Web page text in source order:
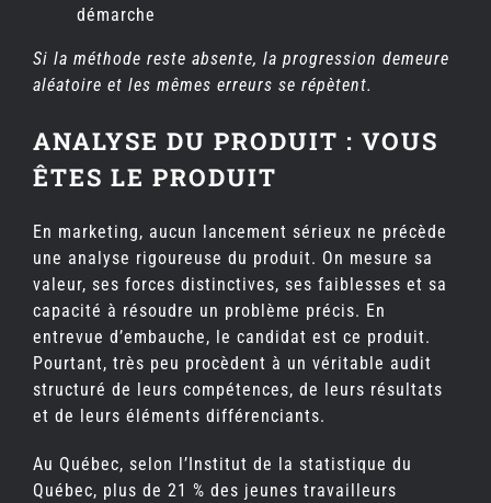
démarche
Si la méthode reste absente, la progression demeure
aléatoire et les mêmes erreurs se répètent.
ANALYSE DU PRODUIT : VOUS
ÊTES LE PRODUIT
En marketing, aucun lancement sérieux ne précède
une analyse rigoureuse du produit. On mesure sa
valeur, ses forces distinctives, ses faiblesses et sa
capacité à résoudre un problème précis. En
entrevue d’embauche, le candidat est ce produit.
Pourtant, très peu procèdent à un véritable audit
structuré de leurs compétences, de leurs résultats
et de leurs éléments différenciants.
Au Québec, selon l’Institut de la statistique du
Québec, plus de 21 % des jeunes travailleurs